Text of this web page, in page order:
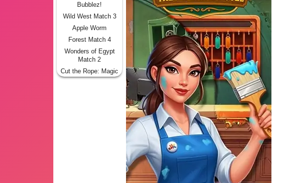
Bubblez!
Wild West Match 3
Apple Worm
Forest Match 4
Wonders of Egypt
Match 2
Cut the Rope: Magic